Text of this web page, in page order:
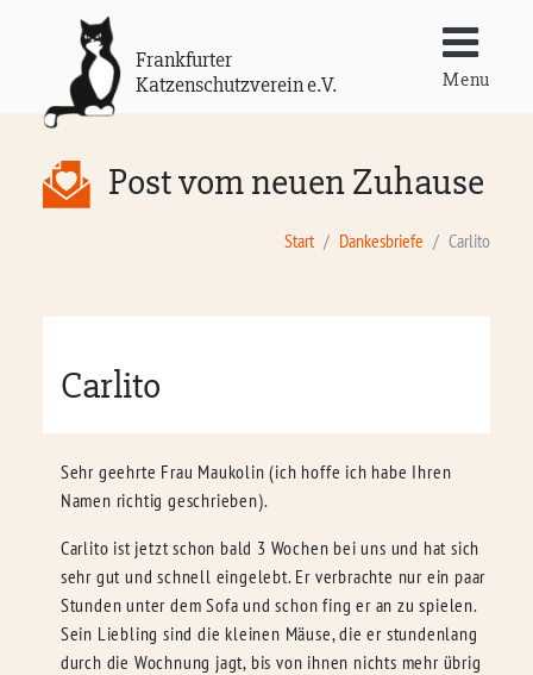
Frankfurter
Katzenschutzverein e.V.
Menu
Post vom neuen Zuhause
Start Dankesbriefe Carlito
Carlito
Sehr geehrte Frau Maukolin (ich hoffe ich habe Ihren
Namen richtig geschrieben).
Carlito ist jetzt schon bald 3 Wochen bei uns und hat sich
sehr gut und schnell eingelebt. Er verbrachte nur ein paar
Stunden unter dem Sofa und schon fing er an zu spielen.
Sein Liebling sind die kleinen Mäuse, die er stundenlang
durch die Wochnung jagt, bis von ihnen nichts mehr übrig